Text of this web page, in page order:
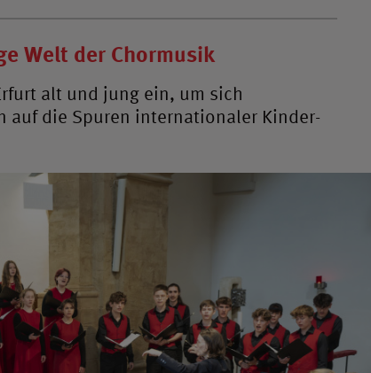
Welt der Chormusik
alt und jung ein, um sich
auf die Spuren internationaler Kinder-